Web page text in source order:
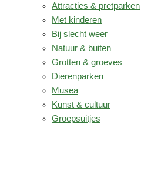
Attracties & pretparken
Met kinderen
Bij slecht weer
Natuur & buiten
Grotten & groeves
Dierenparken
Musea
Kunst & cultuur
Groepsuitjes